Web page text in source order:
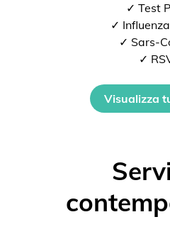
✓ Test
✓
✓ Sars-
✓
Visualizza